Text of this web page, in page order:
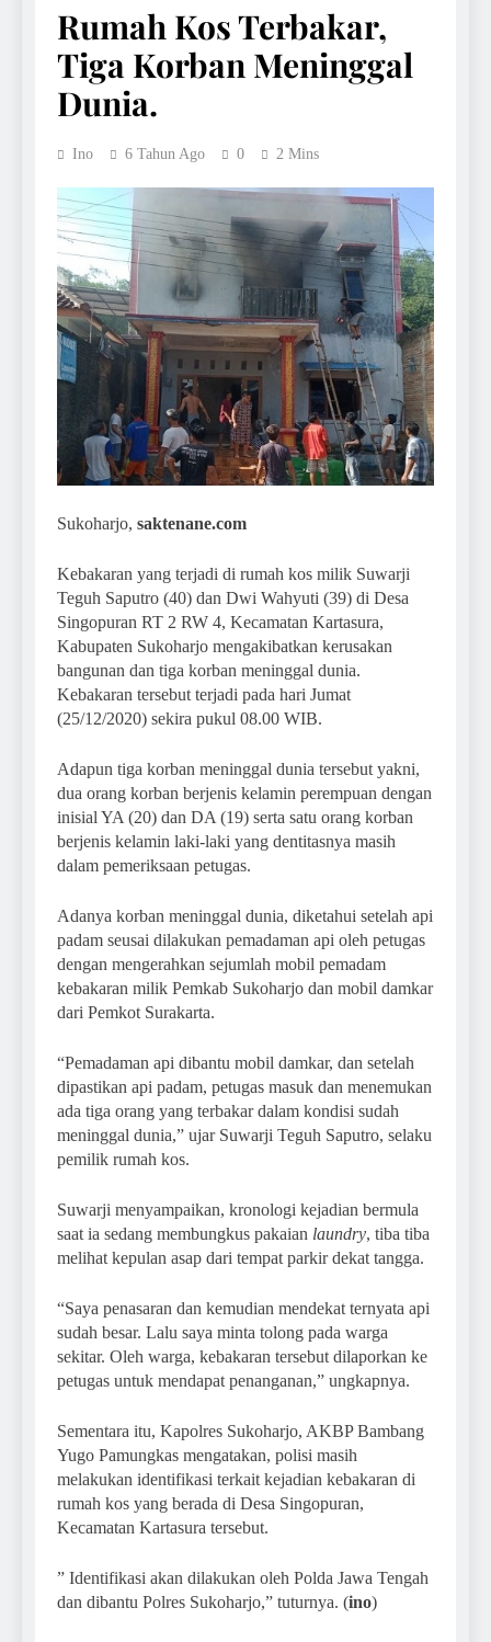
Rumah Kos Terbakar,
Tiga Korban Meninggal
Dunia.
Ino 6 Tahun Ago 0 2 Mins
Sukoharjo, saktenane.com
Kebakaran yang terjadi di rumah kos milik Suwarji
Teguh Saputro (40) dan Dwi Wahyuti (39) di Desa
Singopuran RT 2 RW 4, Kecamatan Kartasura,
Kabupaten Sukoharjo mengakibatkan kerusakan
bangunan dan tiga korban meninggal dunia.
Kebakaran tersebut terjadi pada hari Jumat
(25/12/2020) sekira pukul 08.00 WIB.
Adapun tiga korban meninggal dunia tersebut yakni,
dua orang korban berjenis kelamin perempuan dengan
inisial YA (20) dan DA (19) serta satu orang korban
berjenis kelamin laki-laki yang dentitasnya masih
dalam pemeriksaan petugas.
Adanya korban meninggal dunia, diketahui setelah api
padam seusai dilakukan pemadaman api oleh petugas
dengan mengerahkan sejumlah mobil pemadam
kebakaran milik Pemkab Sukoharjo dan mobil damkar
dari Pemkot Surakarta.
“Pemadaman api dibantu mobil damkar, dan setelah
dipastikan api padam, petugas masuk dan menemukan
ada tiga orang yang terbakar dalam kondisi sudah
meninggal dunia,” ujar Suwarji Teguh Saputro, selaku
pemilik rumah kos.
Suwarji menyampaikan, kronologi kejadian bermula
saat ia sedang membungkus pakaian laundry, tiba tiba
melihat kepulan asap dari tempat parkir dekat tangga.
“Saya penasaran dan kemudian mendekat ternyata api
sudah besar. Lalu saya minta tolong pada warga
sekitar. Oleh warga, kebakaran tersebut dilaporkan ke
petugas untuk mendapat penanganan,” ungkapnya.
Sementara itu, Kapolres Sukoharjo, AKBP Bambang
Yugo Pamungkas mengatakan, polisi masih
melakukan identifikasi terkait kejadian kebakaran di
rumah kos yang berada di Desa Singopuran,
Kecamatan Kartasura tersebut.
” Identifikasi akan dilakukan oleh Polda Jawa Tengah
dan dibantu Polres Sukoharjo,” tuturnya. (ino)